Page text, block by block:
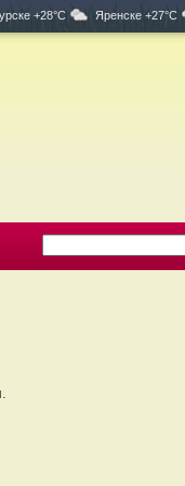
+28°C Яренске +27°C